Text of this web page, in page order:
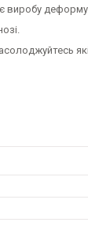
виробу